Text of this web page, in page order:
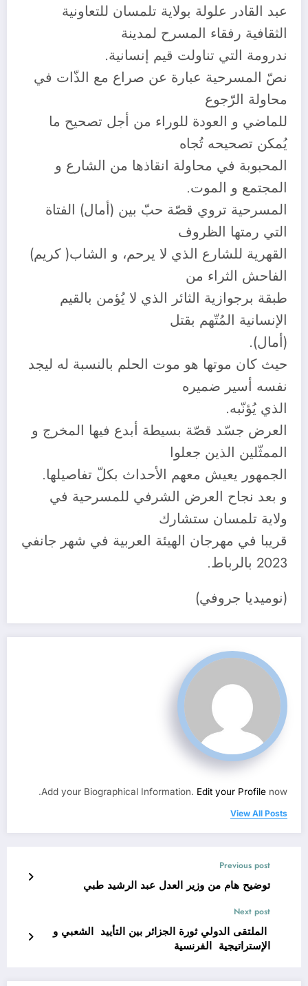
عبد القادر علولة بولاية تلمسان للتعاونية
الثقافية رفقاء المسرح لمدينة
ندرومة التي تناولت قيم إنسانية.
نصّ المسرحية عبارة عن صراع مع الذّات في
محاولة الرّجوع
للماضي و العودة للوراء من أجل تصحيح ما
يُمكن تصحيحه تُجاه
المحبوبة في محاولة انقاذها من الشارع و
المجتمع و الموت.
المسرحية تروي قصّة حبّ بين (أمال) الفتاة
التي رمتها الظروف
القهرية للشارع الذي لا يرحم، و الشاب( كريم)
الفاحش الثراء من
طبقة برجوازية الثائر الذي لا يُؤمن بالقيم
الإنسانية المُتّهم بقتل
(أمال).
حيث كان موتها هو موت الحلم بالنسبة له ليجد
نفسه أسير ضميره
الذي يُؤنّبه.
العرض جسّد قصّة بسيطة أبدع فيها المخرج و
الممثّلين الذين جعلوا
الجمهور يعيش معهم الأحداث بكلّ تفاصيلها.
و بعد نجاح العرض الشرفي للمسرحية في
ولاية تلمسان ستشارك
قريبا في مهرجان الهيئة العربية في شهر جانفي
2023 بالرباط.
(نوميديا جروفي)
Add your Biographical Information. Edit your Profile now.
View All Posts
Previous post
توضيح هام من وزير العدل عبد الرشيد طبي
Next post
الملتقى الدولي ثورة الجزائر بين التأييد الشعبي و
الإستراتيجية الفرنسية